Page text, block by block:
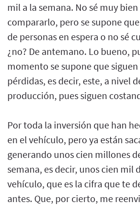
mil a la semana. No sé muy
compararlo, pero se supone
de personas en espera o no sé
¿no? De antemano. Lo bueno,
momento se supone que
pérdidas, es decir, este, a nivel
producción, pues siguen
Por toda la inversión que han
en el vehículo, pero ya están
generando unos cien millones
semana, es decir, unos cien mil
vehículo, que es la cifra que te
antes. Que, por cierto, me